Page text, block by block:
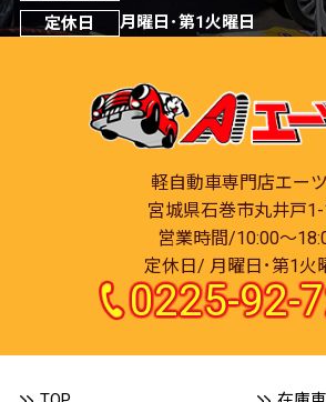
定休日
月曜日･第1火曜日
軽自動車専門店エー
宮城県石巻市丸井戸
営業時間/10:00～
定休日/ 月曜日･第1火
0225-92-